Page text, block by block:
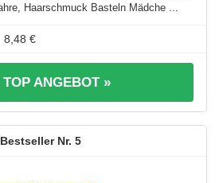
Haarschmuck Basteln Mädche ...
8,48 €
TOP ANGEBOT »
5